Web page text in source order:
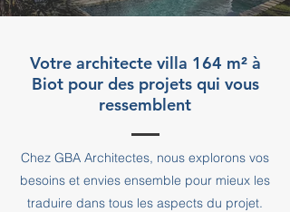
Votre architecte villa 164 m² à
Biot pour des projets qui vous
ressemblent
Chez GBA Architectes, nous explorons vos
besoins et envies ensemble pour mieux les
traduire dans tous les aspects du projet.